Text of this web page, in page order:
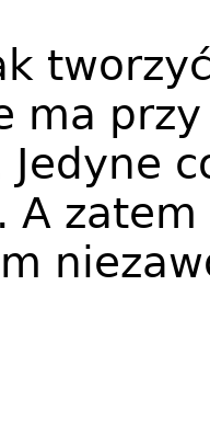
ma
Jedyne
A zatem